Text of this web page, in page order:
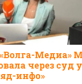
Медиа»
через суд
инфо»